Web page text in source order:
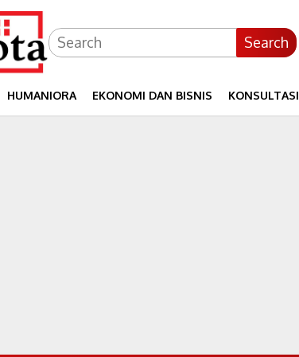
Search
HUMANIORA EKONOMI DAN BISNIS KONSULTASI